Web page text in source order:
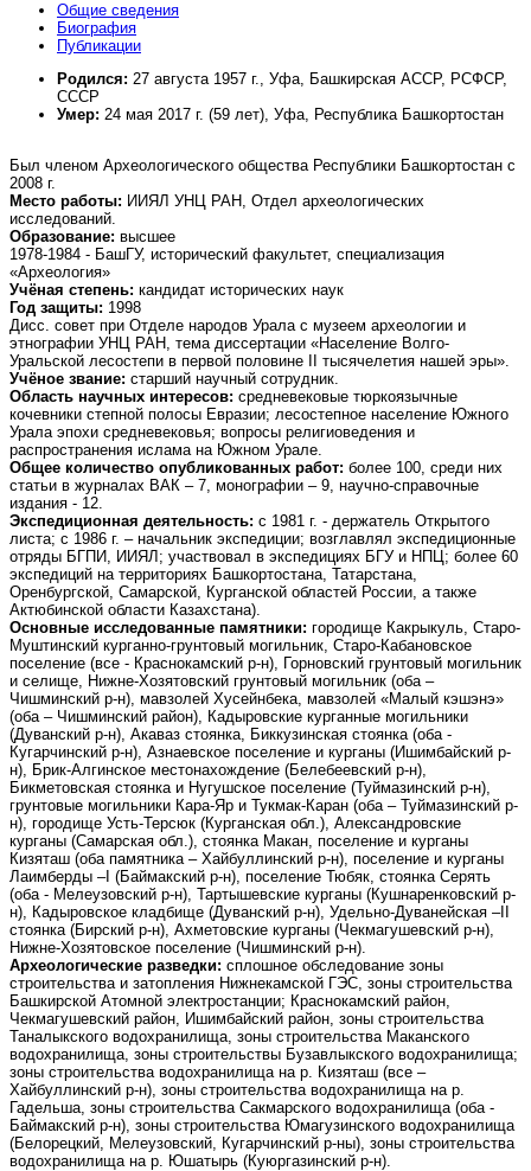
Общие сведения
Биография
Публикации
Родился: 27 августа 1957 г., Уфа, Башкирская АССР, РСФСР,
СССР
Умер: 24 мая 2017 г. (59 лет), Уфа, Республика Башкортостан
Был членом Археологического общества Республики Башкортостан с
2008 г.
Место работы: ИИЯЛ УНЦ РАН, Отдел археологических
исследований.
Образование: высшее
1978-1984 - БашГУ, исторический факультет, специализация
«Археология»
Учёная степень: кандидат исторических наук
Год защиты: 1998
Дисс. совет при Отделе народов Урала с музеем археологии и
этнографии УНЦ РАН, тема диссертации «Население Волго-
Уральской лесостепи в первой половине II тысячелетия нашей эры».
Учёное звание: старший научный сотрудник.
Область научных интересов: средневековые тюркоязычные
кочевники степной полосы Евразии; лесостепное население Южного
Урала эпохи средневековья; вопросы религиоведения и
распространения ислама на Южном Урале.
Общее количество опубликованных работ: более 100, среди них
статьи в журналах ВАК – 7, монографии – 9, научно-справочные
издания - 12.
Экспедиционная деятельность: с 1981 г. - держатель Открытого
листа; с 1986 г. – начальник экспедиции; возглавлял экспедиционные
отряды БГПИ, ИИЯЛ; участвовал в экспедициях БГУ и НПЦ; более 60
экспедиций на территориях Башкортостана, Татарстана,
Оренбургской, Самарской, Курганской областей России, а также
Актюбинской области Казахстана).
Основные исследованные памятники: городище Какрыкуль, Старо-
Муштинский курганно-грунтовый могильник, Старо-Кабановское
поселение (все - Краснокамский р-н), Горновский грунтовый могильник
и селище, Нижне-Хозятовский грунтовый могильник (оба –
Чишминский р-н), мавзолей Хусейнбека, мавзолей «Малый кэшэнэ»
(оба – Чишминский район), Кадыровские курганные могильники
(Дуванский р-н), Акаваз стоянка, Биккузинская стоянка (оба -
Кугарчинский р-н), Азнаевское поселение и курганы (Ишимбайский р-
н), Брик-Алгинское местонахождение (Белебеевский р-н),
Бикметовская стоянка и Нугушское поселение (Туймазинский р-н),
грунтовые могильники Кара-Яр и Тукмак-Каран (оба – Туймазинский р-
н), городище Усть-Терсюк (Курганская обл.), Александровские
курганы (Самарская обл.), стоянка Макан, поселение и курганы
Кизяташ (оба памятника – Хайбуллинский р-н), поселение и курганы
Лаимберды –I (Баймакский р-н), поселение Тюбяк, стоянка Серять
(оба - Мелеузовский р-н), Тартышевские курганы (Кушнаренковский р-
н), Кадыровское кладбище (Дуванский р-н), Удельно-Дуванейская –II
стоянка (Бирский р-н), Ахметовские курганы (Чекмагушевский р-н),
Нижне-Хозятовское поселение (Чишминский р-н).
Археологические разведки: сплошное обследование зоны
строительства и затопления Нижнекамской ГЭС, зоны строительства
Башкирской Атомной электростанции; Краснокамский район,
Чекмагушевский район, Ишимбайский район, зоны строительства
Таналыкского водохранилища, зоны строительства Маканского
водохранилища, зоны строительствы Бузавлыкского водохранилища;
зоны строительства водохранилища на р. Кизяташ (все –
Хайбуллинский р-н), зоны строительства водохранилища на р.
Гадельша, зоны строительства Сакмарского водохранилища (оба -
Баймакский р-н), зоны строительства Юмагузинского водохранилища
(Белорецкий, Мелеузовский, Кугарчинский р-ны), зоны строительства
водохранилища на р. Юшатырь (Куюргазинский р-н).